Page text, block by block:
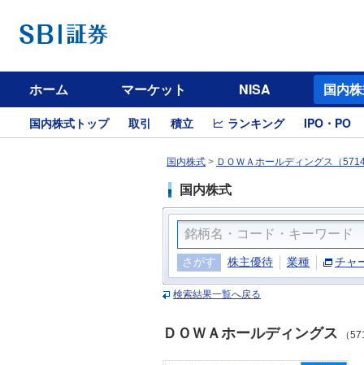
ホーム マーケット NISA 国内
国内株式トップ 取引 積立 ランキング IPO・PO
国内株式 > ＤＯＷＡホールディングス（
国内株式
さがす 株主優待 業種 チャ
検索結果一覧へ戻る
ＤＯＷＡホールディングス （